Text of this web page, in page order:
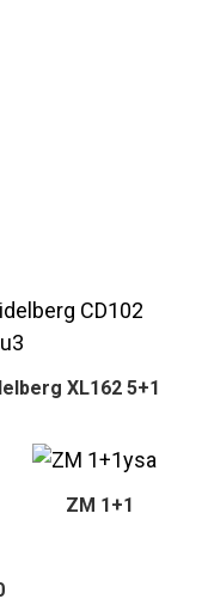
XL162 5+1
ZM 1+1